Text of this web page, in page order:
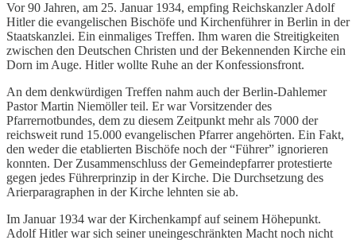
Vor 90 Jahren, am 25. Januar 1934, empfing Reichskanzler Adolf
Hitler die evangelischen Bischöfe und Kirchenführer in Berlin in der
Staatskanzlei. Ein einmaliges Treffen. Ihm waren die Streitigkeiten
zwischen den Deutschen Christen und der Bekennenden Kirche ein
Dorn im Auge. Hitler wollte Ruhe an der Konfessionsfront.
An dem denkwürdigen Treffen nahm auch der Berlin-Dahlemer
Pastor Martin Niemöller teil. Er war Vorsitzender des
Pfarrernotbundes, dem zu diesem Zeitpunkt mehr als 7000 der
reichsweit rund 15.000 evangelischen Pfarrer angehörten. Ein Fakt,
den weder die etablierten Bischöfe noch der “Führer” ignorieren
konnten. Der Zusammenschluss der Gemeindepfarrer protestierte
gegen jedes Führerprinzip in der Kirche. Die Durchsetzung des
Arierparagraphen in der Kirche lehnten sie ab.
Im Januar 1934 war der Kirchenkampf auf seinem Höhepunkt.
Adolf Hitler war sich seiner uneingeschränkten Macht noch nicht